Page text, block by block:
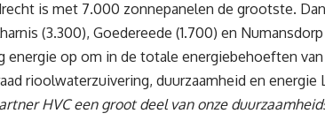
is met 7.000 zonnepanelen de grootste.
(3.300), Goedereede (1.700) en
energie op om in de totale energiebehoeften
rioolwaterzuivering, duurzaamheid en energie
HVC een groot deel van onze